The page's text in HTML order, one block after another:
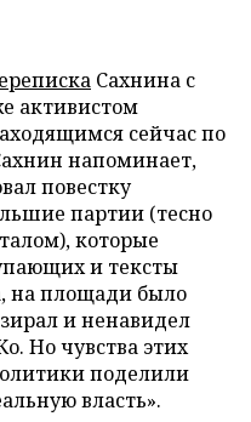
Сахнина с
активистом
сейчас по
напоминает,
повестку
партии (тесно
которые
и тексты
на площади было
и ненавидел
Но чувства этих
поделили
власть».